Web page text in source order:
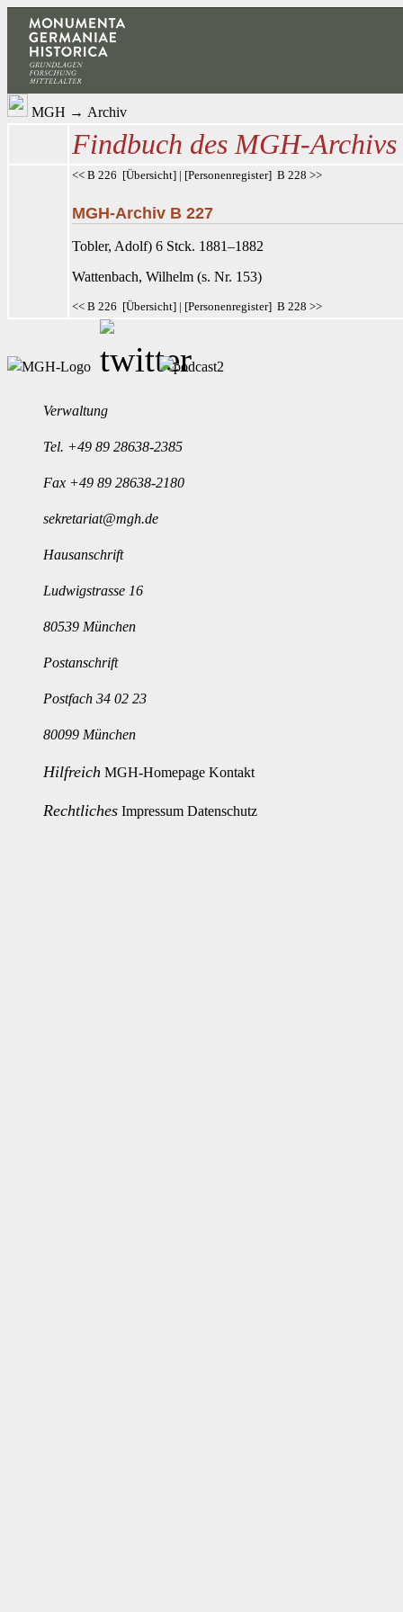
MGH → Archiv
Findbuch des MGH-Archivs
<< B 226 [Übersicht] | [Personenregister] B 228 >>
MGH-Archiv B 227
Tobler, Adolf) 6 Stck. 1881–1882
Wattenbach, Wilhelm (s. Nr. 153)
<< B 226 [Übersicht] | [Personenregister] B 228 >>
Verwaltung
Tel. +49 89 28638-2385
Fax +49 89 28638-2180
sekretariat@mgh.de
Hausanschrift
Ludwigstrasse 16
80539 München
Postanschrift
Postfach 34 02 23
80099 München
Hilfreich MGH-Homepage Kontakt
Rechtliches Impressum Datenschutz